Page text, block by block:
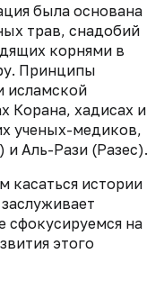
была основана
трав, снадобий
корнями в
Принципы
исламской
Корана, хадисах и
ученых-медиков,
и Аль-Рази (Разес).
касаться истории
сфокусируемся на
этого